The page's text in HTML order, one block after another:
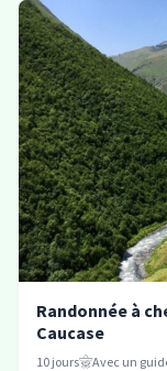
Randonnée à
Caucase
10 jours Avec un